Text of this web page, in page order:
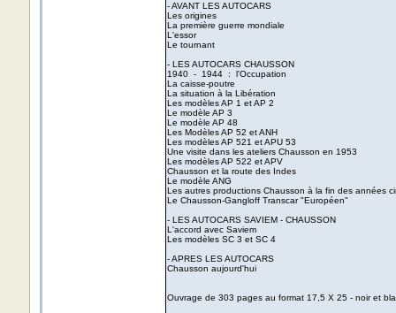
- AVANT LES AUTOCARS
Les origines
La première guerre mondiale
L'essor
Le tournant
- LES AUTOCARS CHAUSSON
1940 - 1944 : l'Occupation
La caisse-poutre
La situation à la Libération
Les modèles AP 1 et AP 2
Le modèle AP 3
Le modèle AP 48
Les Modèles AP 52 et ANH
Les modèles AP 521 et APU 53
Une visite dans les ateliers Chausson en 1953
Les modèles AP 522 et APV
Chausson et la route des Indes
Le modèle ANG
Les autres productions Chausson à la fin des années
Le Chausson-Gangloff Transcar "Européen"
- LES AUTOCARS SAVIEM - CHAUSSON
L'accord avec Saviem
Les modèles SC 3 et SC 4
- APRES LES AUTOCARS
Chausson aujourd'hui
Ouvrage de 303 pages au format 17,5 X 25 - noir et